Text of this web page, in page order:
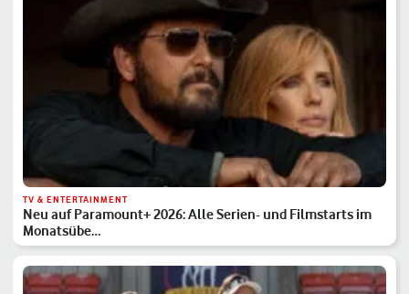
TV & ENTERTAINMENT
Neu auf Paramount+ 2026: Alle Serien- und Filmstarts im
Monatsübe…